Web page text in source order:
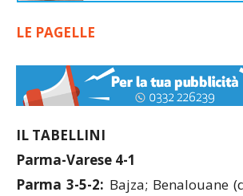
IL TABELLINI
Parma-Varese 4-1